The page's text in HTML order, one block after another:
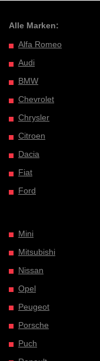
Alle Marken:
Alfa Romeo
Audi
BMW
Chevrolet
Chrysler
Citroen
Dacia
Fiat
Ford
Mini
Mitsubishi
Nissan
Opel
Peugeot
Porsche
Puch